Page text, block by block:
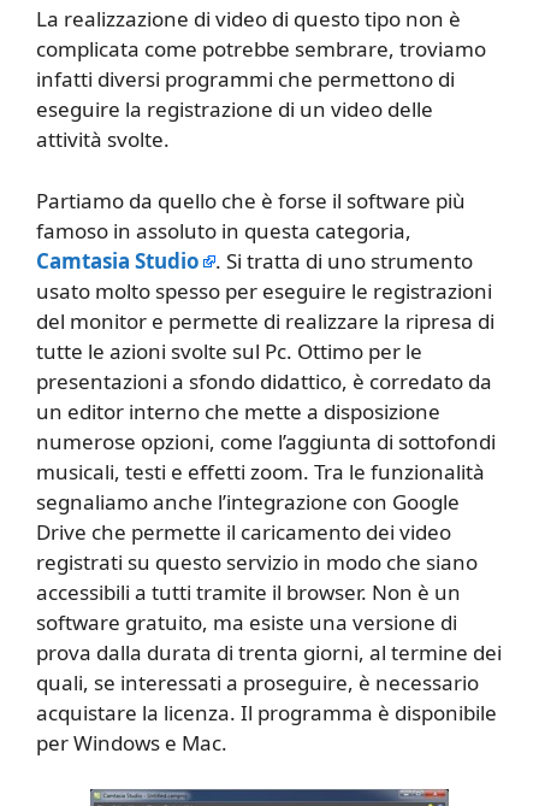
La realizzazione di video di questo tipo non è
complicata come potrebbe sembrare, troviamo
infatti diversi programmi che permettono di
eseguire la registrazione di un video delle
attività svolte.
Partiamo da quello che è forse il software più
famoso in assoluto in questa categoria,
Camtasia Studio
. Si tratta di uno strumento
usato molto spesso per eseguire le registrazioni
del monitor e permette di realizzare la ripresa di
tutte le azioni svolte sul Pc. Ottimo per le
presentazioni a sfondo didattico, è corredato da
un editor interno che mette a disposizione
numerose opzioni, come l’aggiunta di sottofondi
musicali, testi e effetti zoom. Tra le funzionalità
segnaliamo anche l’integrazione con Google
Drive che permette il caricamento dei video
registrati su questo servizio in modo che siano
accessibili a tutti tramite il browser. Non è un
software gratuito, ma esiste una versione di
prova dalla durata di trenta giorni, al termine dei
quali, se interessati a proseguire, è necessario
acquistare la licenza. Il programma è disponibile
per Windows e Mac.